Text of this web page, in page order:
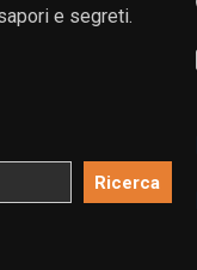
e segreti.
Ricerca